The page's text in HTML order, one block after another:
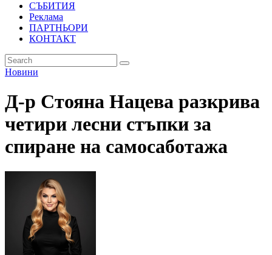
СЪБИТИЯ
Реклама
ПАРТНЬОРИ
КОНТАКТ
Новини
Д-р Стояна Нацева разкрива
четири лесни стъпки за
спиране на самосаботажа